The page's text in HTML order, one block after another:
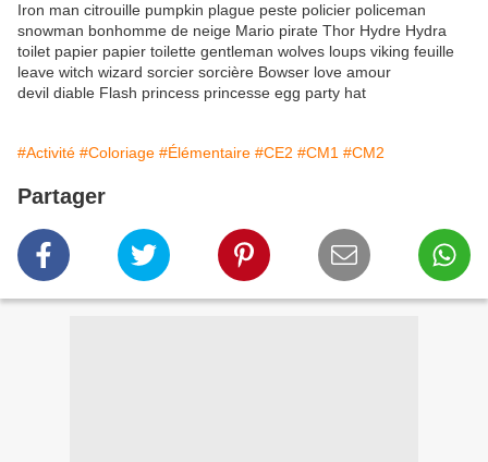
Iron man citrouille pumpkin plague peste policier policeman
snowman bonhomme de neige Mario pirate Thor Hydre Hydra
toilet papier papier toilette gentleman wolves loups viking feuille
leave witch wizard sorcier sorcière Bowser love amour
devil diable Flash princess princesse egg party hat
#Activité #Coloriage #Élémentaire #CE2 #CM1 #CM2
Partager